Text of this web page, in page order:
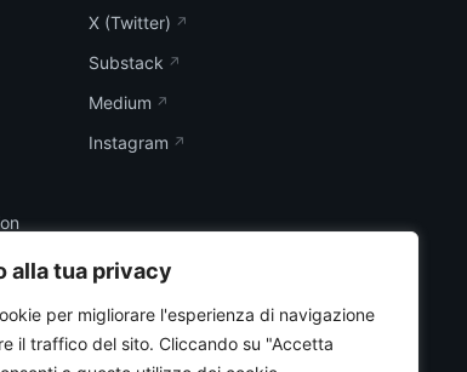
alla tua privacy
per migliorare l'esperienza di navigazione
il traffico del sito. Cliccando su "Accetta
X (Twitter)
Substack
Medium
Instagram